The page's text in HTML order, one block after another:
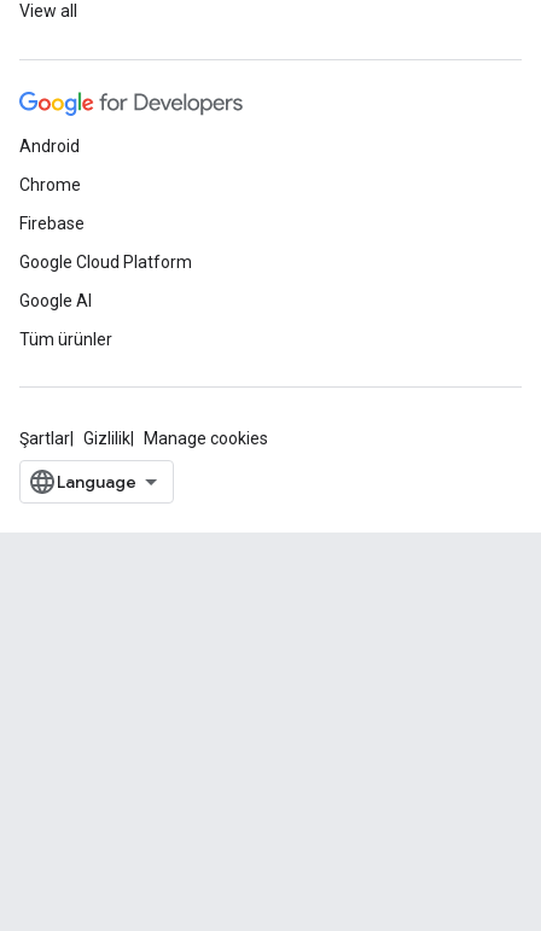
View all
Android
Chrome
Firebase
Google Cloud Platform
Google AI
Tüm ürünler
Şartlar Gizlilik Manage cookies